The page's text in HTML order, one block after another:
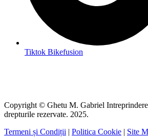
Tiktok Bikefusion
Copyright © Ghetu M. Gabriel
drepturile rezervate. 2025.
Termeni și Condiții | Politica Cookie | Site